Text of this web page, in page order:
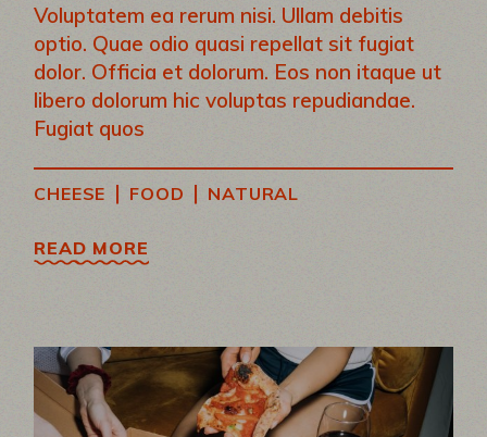
Voluptatem ea rerum nisi. Ullam debitis
optio. Quae odio quasi repellat sit fugiat
dolor. Officia et dolorum. Eos non itaque ut
libero dolorum hic voluptas repudiandae.
Fugiat quos
CHEESE | FOOD | NATURAL
READ MORE